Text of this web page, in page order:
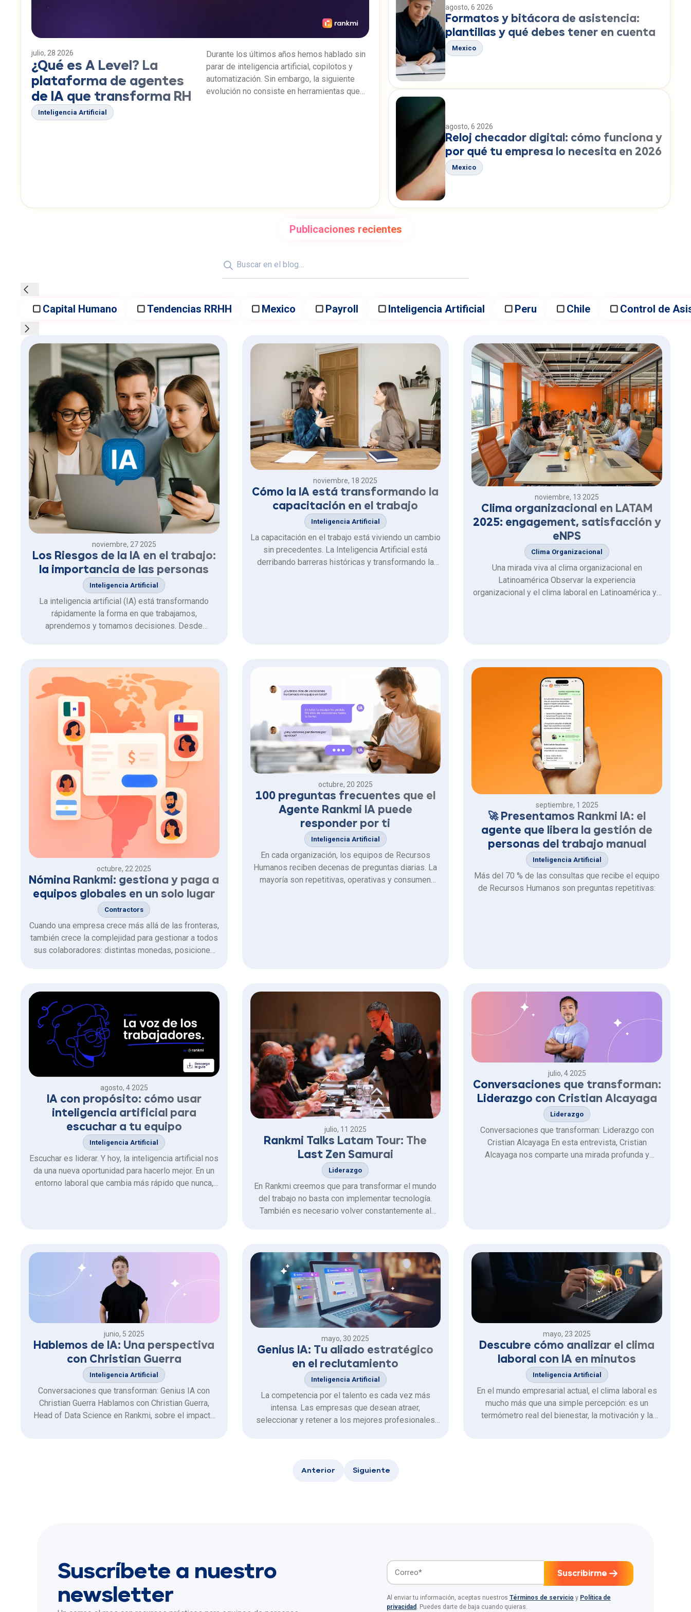
julio, 28 2026
¿Qué es A Level? La
plataforma de agentes
de IA que transforma RH
Inteligencia Artificial
Durante los últimos años hemos hablado sin
parar de inteligencia artificial, copilotos y
automatización. Sin embargo, la siguiente
evolución no consiste en herramientas que
agosto, 6 2026
Formatos y bitácora de asistencia:
plantillas y qué debes tener en cuenta
Mexico
agosto, 6 2026
Reloj checador digital: cómo funciona y
por qué tu empresa lo necesita en 2026
Mexico
Publicaciones recientes
Capital Humano Tendencias RRHH Mexico Payroll Inteligencia Artificial Peru Chile Control de
Artículos del blog
noviembre, 27 2025
Los Riesgos de la IA en el trabajo:
la importancia de las personas
Inteligencia Artificial
La inteligencia artificial (IA) está transformando
rápidamente la forma en que trabajamos,
aprendemos y tomamos decisiones. Desde
productividad y eficiencia. Sin embargo, su
verdadero …
noviembre, 18 2025
Cómo la IA está transformando la
capacitación en el trabajo
Inteligencia Artificial
La capacitación en el trabajo está viviendo un cambio
sin precedentes. La Inteligencia Artificial está
derribando barreras históricas y transformando la
noviembre, 13 2025
Clima organizacional en LATAM
2025: engagement, satisfacción y
eNPS
Clima Organizacional
Una mirada viva al clima organizacional en
Latinoamérica Observar la experiencia
organizacional y el clima laboral en Latinoamérica ya
octubre, 22 2025
Nómina Rankmi: gestiona y paga a
equipos globales en un solo lugar
Contractors
Cuando una empresa crece más allá de las fronteras,
también crece la complejidad para gestionar a todos
sus colaboradores: distintas monedas, posiciones
octubre, 20 2025
100 preguntas frecuentes que el
Agente Rankmi IA puede
responder por ti
Inteligencia Artificial
En cada organización, los equipos de Recursos
Humanos reciben decenas de preguntas diarias. La
mayoría son repetitivas, operativas y consumen
septiembre, 1 2025
🚀 Presentamos Rankmi IA: el
agente que libera la gestión de
personas del trabajo manual
Inteligencia Artificial
Más del 70 % de las consultas que recibe el equipo
de Recursos Humanos son preguntas repetitivas:
agosto, 4 2025
IA con propósito: cómo usar
inteligencia artificial para
escuchar a tu equipo
Inteligencia Artificial
Escuchar es liderar. Y hoy, la inteligencia artificial nos
da una nueva oportunidad para hacerlo mejor. En un
entorno laboral que cambia más rápido que nunca,
julio, 11 2025
Rankmi Talks Latam Tour: The
Last Zen Samurai
Liderazgo
En Rankmi creemos que para transformar el mundo
del trabajo no basta con implementar tecnología.
También es necesario volver constantemente al
una experiencia única que la primera …
julio, 4 2025
Conversaciones que transforman:
Liderazgo con Cristian Alcayaga
Liderazgo
Conversaciones que transforman: Liderazgo con
Cristian Alcayaga En esta entrevista, Cristian
Alcayaga nos comparte una mirada profunda y
junio, 5 2025
Hablemos de IA: Una perspectiva
con Christian Guerra
Inteligencia Artificial
Conversaciones que transforman: Genius IA con
Christian Guerra Hablamos con Christian Guerra,
Head of Data Science en Rankmi, sobre el impacto
mayo, 30 2025
Genius IA: Tu aliado estratégico
en el reclutamiento
Inteligencia Artificial
La competencia por el talento es cada vez más
intensa. Las empresas que desean atraer,
seleccionar y retener a los mejores profesionales
en la experiencia humana.
mayo, 23 2025
Descubre cómo analizar el clima
laboral con IA en minutos
Inteligencia Artificial
En el mundo empresarial actual, el clima laboral es
mucho más que una simple percepción: es un
termómetro real del bienestar, la motivación y la
Anterior Siguiente
Suscríbete a nuestro
newsletter
Suscribirme
Al enviar tu información, aceptas nuestros Términos de servicio y Política de
privacidad
. Puedes darte de baja cuando quieras.